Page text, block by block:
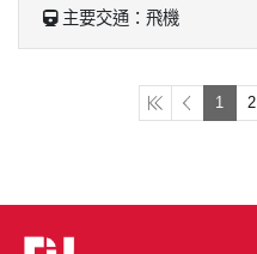
主要交通：飛機
1 2